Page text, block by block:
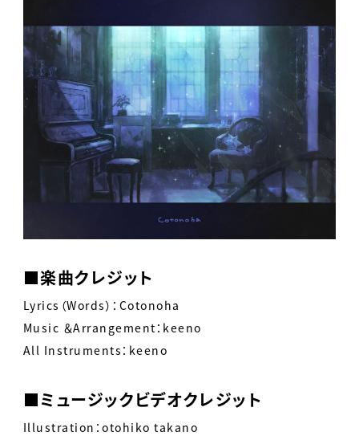
■楽曲クレジット
Lyrics（Words）：Cotonoha
Music ＆Arrangement：keeno
All Instruments：keeno
■ミュージックビデオクレジット
Illustration：otohiko takano